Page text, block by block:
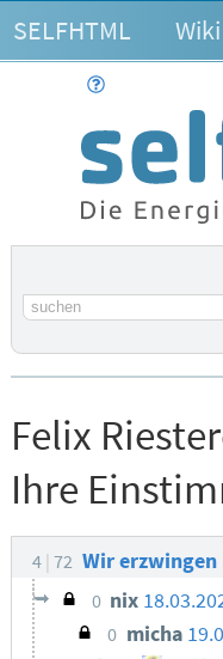
SELFHTML Wiki
Suchbegriff
Felix
Ihre
4 72 Wir
0 nix
0 micha